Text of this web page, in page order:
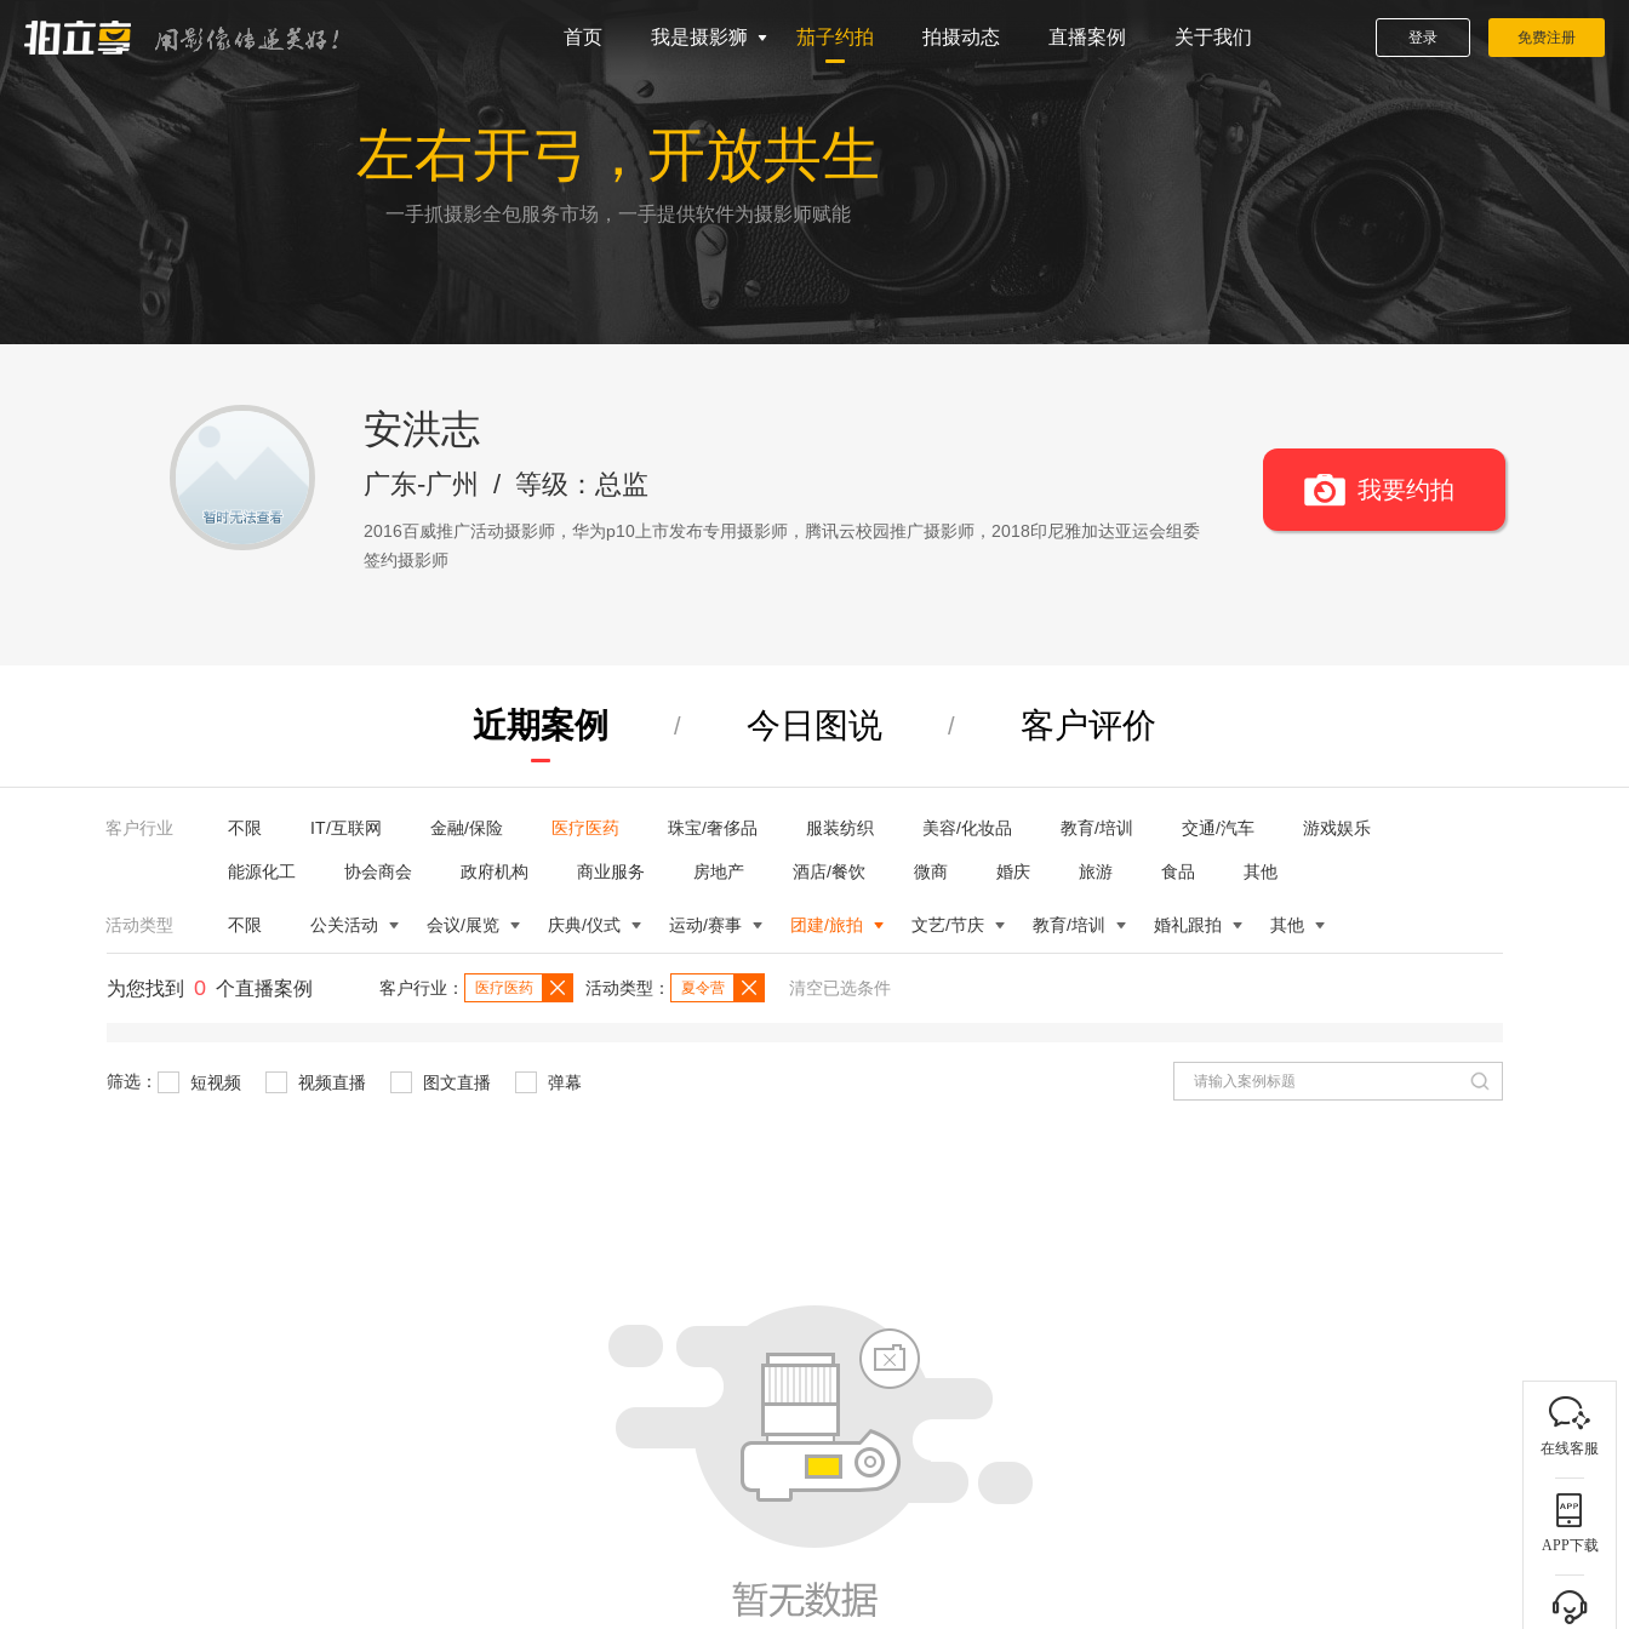
首页 我是摄影狮 茄子约拍 拍摄动态 直播案例 关于我们 登录 免费注册
左右开弓，开放共生
一手抓摄影全包服务市场，一手提供软件为摄影师赋能
安洪志
广东-广州 / 等级：总监
2016百威推广活动摄影师，华为p10上市发布专用摄影师，腾讯云校园推广摄影师，2018印尼雅加达亚运会组委
签约摄影师
我要约拍
近期案例 / 今日图说 / 客户评价
客户行业 不限 IT/互联网 金融/保险 医疗医药 珠宝/奢侈品 服装纺织 美容/化妆品 教育/培训 交通/汽车 游戏娱乐
能源化工 协会商会 政府机构 商业服务 房地产 酒店/餐饮 微商 婚庆 旅游 食品 其他
活动类型 不限 公关活动 会议/展览 庆典/仪式 运动/赛事 团建/旅拍 文艺/节庆 教育/培训 婚礼跟拍 其他
为您找到 0 个直播案例 客户行业： 医疗医药 活动类型： 夏令营 清空已选条件
筛选： 短视频 视频直播 图文直播 弹幕
在线客服
APP下载